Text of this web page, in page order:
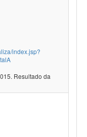
index.jsp?
Resultado da